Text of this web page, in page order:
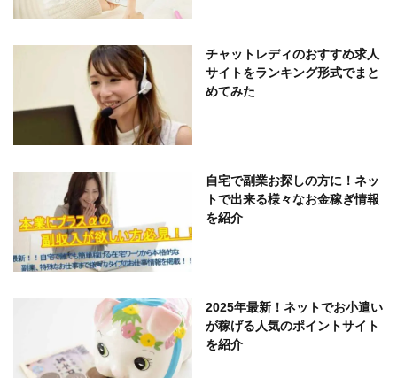
チャットレディのおすすめ求人
サイトをランキング形式でまと
めてみた
自宅で副業お探しの方に！ネッ
トで出来る様々なお金稼ぎ情報
を紹介
2025年最新！ネットでお小遣い
が稼げる人気のポイントサイト
を紹介